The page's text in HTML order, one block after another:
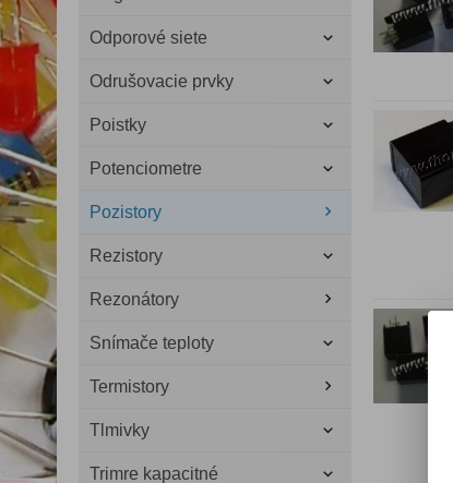
Odporové siete
Odrušovacie prvky
Poistky
Potenciometre
Pozistory
Rezistory
Rezonátory
Snímače teploty
Termistory
Tlmivky
Trimre kapacitné